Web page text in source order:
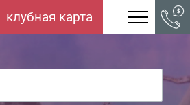
клубная карта